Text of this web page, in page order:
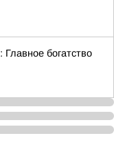
богатство